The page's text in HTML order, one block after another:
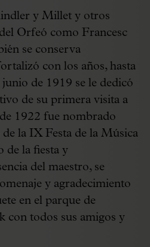
y Millet y otros
Orfeó como Francesc
se conserva
con los años, hasta
de 1919 se le dedicó
de su primera visita a
1922 fue nombrado
la IX Festa de la Música
de la fiesta y
del maestro, se
y agradecimiento
en el parque de
con todos sus amigos y